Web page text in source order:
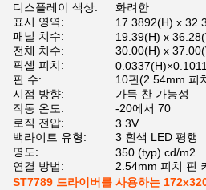
디스플레이 색상:
화려한
표시 영역:
17.3892(H) x
패널 치수:
19.39(H) x
전체 치수:
30.00(H) x
픽셀 피치:
핀 수:
10핀(2.54mm 피
시점 방향:
가득 찬 가능성
작동 온도:
-20에서 70
로직 전압:
3.3V
백라이트 유형:
3 흰색 LED 평행
명도:
350 (typ) cd/m2
연결 방법:
2.54mm 피치 핀
ST7789 드라이버를 사용하는